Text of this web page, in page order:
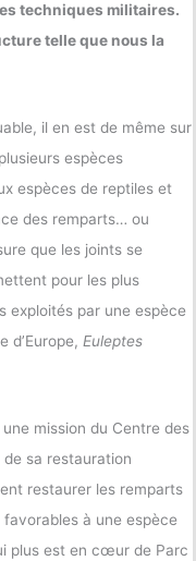
techniques militaires.
telle que nous la
il en est de même sur
espèces
espèces de reptiles et
des remparts… ou
que les joints se
pour les plus
exploités par une espèce
d’Europe, Euleptes
mission du Centre des
sa restauration
restaurer les remparts
à une espèce
plus est en cœur de Parc